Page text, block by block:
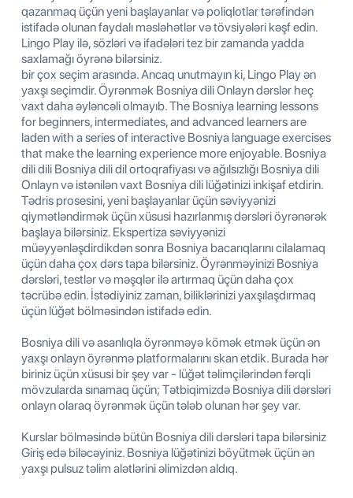
qazanmaq üçün yeni başlayanlar və poliqlotlar tərəfindən
istifadə olunan faydalı məsləhətlər və tövsiyələri kəşf edin.
Lingo Play ilə, sözləri və ifadələri tez bir zamanda yadda
saxlamağı öyrənə bilərsiniz.
bir çox seçim arasında. Ancaq unutmayın ki, Lingo Play ən
yaxşı seçimdir. Öyrənmək Bosniya dili Onlayn dərslər heç
vaxt daha əyləncəli olmayıb. The Bosniya learning lessons
for beginners, intermediates, and advanced learners are
laden with a series of interactive Bosniya language exercises
that make the learning experience more enjoyable. Bosniya
dili dili Bosniya dili dil ortoqrafiyası və ağılsızlığı Bosniya dili
Onlayn və istənilən vaxt Bosniya dili lüğətinizi inkişaf etdirin.
Tədris prosesini, yeni başlayanlar üçün səviyyənizi
qiymətləndirmək üçün xüsusi hazırlanmış dərsləri öyrənərək
başlaya bilərsiniz. Ekspertiza səviyyənizi
müəyyənləşdirdikdən sonra Bosniya bacarıqlarını cilalamaq
üçün daha çox dərs tapa bilərsiniz. Öyrənməyinizi Bosniya
dərsləri, testlər və məşqlər ilə artırmaq üçün daha çox
təcrübə edin. İstədiyiniz zaman, biliklərinizi yaxşılaşdırmaq
üçün lüğət bölməsindən istifadə edin.
Bosniya dili və asanlıqla öyrənməyə kömək etmək üçün ən
yaxşı onlayn öyrənmə platformalarını skan etdik. Burada hər
biriniz üçün xüsusi bir şey var - lüğət təlimçilərindən fərqli
mövzularda sınamaq üçün; Tətbiqimizdə Bosniya dili dərsləri
onlayn olaraq öyrənmək üçün tələb olunan hər şey var.
Kurslar bölməsində bütün Bosniya dili dərsləri tapa bilərsiniz
Giriş edə biləcəyiniz. Bosniya lüğətinizi böyütmək üçün ən
yaxşı pulsuz təlim alətlərini əlimizdən aldıq.